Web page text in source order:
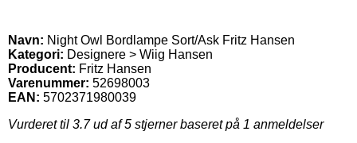
Navn: Night Owl Bordlampe Sort/Ask Fritz Hansen
Kategori: Designere > Wiig Hansen
Producent: Fritz Hansen
Varenummer: 52698003
EAN: 5702371980039
Vurderet til 3.7ud af 5 stjerner baseret på 1 anmeldelser